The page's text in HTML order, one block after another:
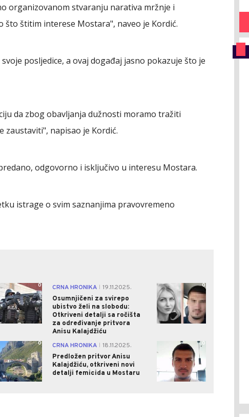
organizovanom stvaranju narativa mržnje i
što štitim interese Mostara", naveo je Kordić.
posljedice, a ovaj događaj jasno pokazuje što je
da zbog obavljanja dužnosti moramo tražiti
zaustaviti", napisao je Kordić.
odgovorno i isključivo u interesu Mostara.
istrage o svim saznanjima pravovremeno
0 CRNA HRONIKA
19.11.2025.
Osumnjičeni za svirepo
ubistvo želi na slobodu:
Otkriveni detalji sa ročišta
za određivanje pritvora
Anisu Kalajdžiću
0
0 CRNA HRONIKA
18.11.2025.
Predložen pritvor Anisu
Kalajdžiću, otkriveni novi
detalji femicida u Mostaru
0